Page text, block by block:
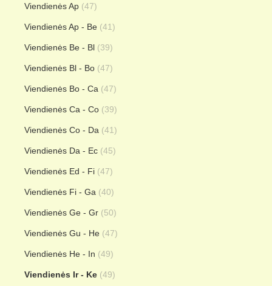
Viendienės Ap (47)
Viendienės Ap - Be (41)
Viendienės Be - Bl (39)
Viendienės Bl - Bo (47)
Viendienės Bo - Ca (47)
Viendienės Ca - Co (39)
Viendienės Co - Da (41)
Viendienės Da - Ec (45)
Viendienės Ed - Fi (47)
Viendienės Fi - Ga (40)
Viendienės Ge - Gr (50)
Viendienės Gu - He (47)
Viendienės He - In (49)
Viendienės Ir - Ke (49)